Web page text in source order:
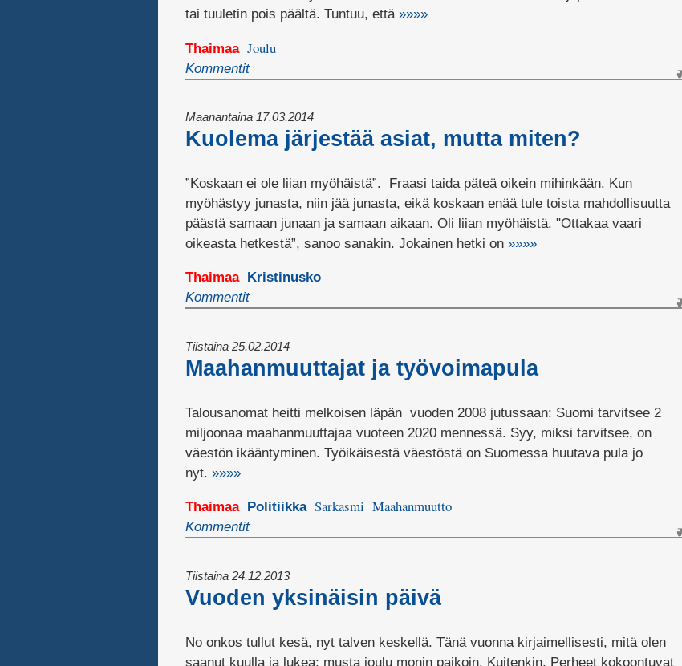
tai tuuletin pois päältä. Tuntuu, että»»»»
Thaimaa Joulu
Kommentit
Maanantaina 17.03.2014
Kuolema järjestää asiat, mutta miten?
”Koskaan ei ole liian myöhäistä”. Fraasi taida päteä oikein mihinkään. Kun
myöhästyy junasta, niin jää junasta, eikä koskaan enää tule toista mahdollisuutta
päästä samaan junaan ja samaan aikaan. Oli liian myöhäistä. "Ottakaa vaari
oikeasta hetkestä”, sanoo sanakin. Jokainen hetki on»»»»
Thaimaa
Kristinusko
Kommentit
Tiistaina 25.02.2014
Maahanmuuttajat ja työvoimapula
Talousanomat heitti melkoisen läpän vuoden 2008 jutussaan: Suomi tarvitsee 2
miljoonaa maahanmuuttajaa vuoteen 2020 mennessä. Syy, miksi tarvitsee, on
väestön ikääntyminen. Työikäisestä väestöstä on Suomessa huutava pula jo
nyt. »»»»
Thaimaa Politiikka Sarkasmi Maahanmuutto
Kommentit
Tiistaina 24.12.2013
Vuoden yksinäisin päivä
No onkos tullut kesä, nyt talven keskellä. Tänä vuonna kirjaimellisesti, mitä olen
saanut kuulla ja lukea; musta joulu monin paikoin. Kuitenkin. Perheet kokoontuvat